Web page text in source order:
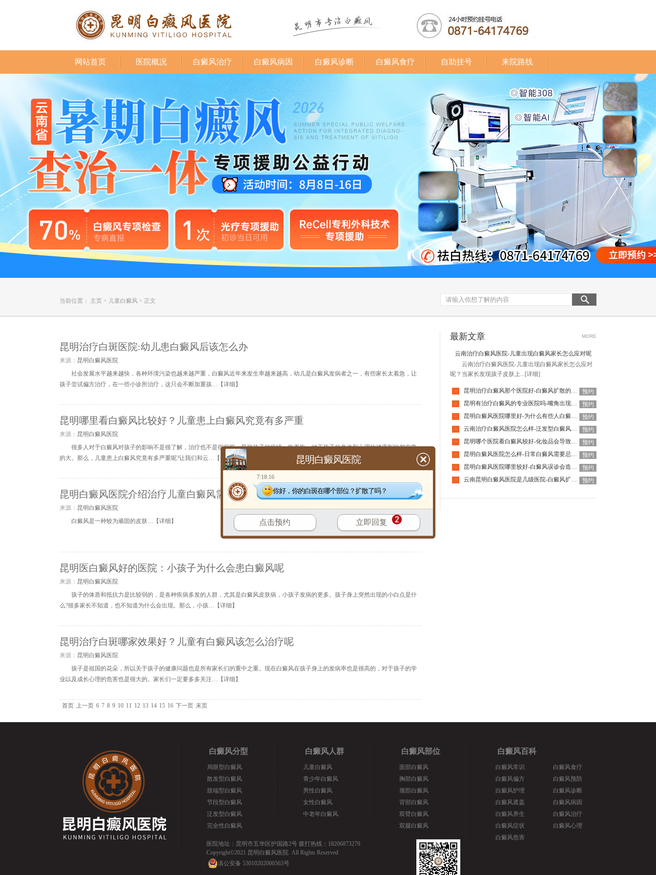
网站首页 医院概况 白癜风治疗 白癜风病因 白癜风诊断 白癜风食疗 自助挂号 来院路线
当前位置： 主页 > 儿童白癜风 > 正文
昆明治疗白斑医院:幼儿患白癜风后该怎么办
来源： 昆明白癜风医院
社会发展水平越来越快，各种环境污染也越来越严重，白癜风近年来发生率越来越高，幼儿是白癜风发病者之一，有些家长太着急，让
孩子尝试偏方治疗，在一些小诊所治疗，这只会不断加重孩…【详细 】
昆明哪里看白癜风比较好？儿童患上白癜风究竟有多严重
来源： 昆明白癜风医院
很多人对于白癜风对孩子的影响不是很了解，治疗也不是很积极，导致孩子的病情一拖再拖。对于孩子的身体和心理的健康影响都非常
的大。那么，儿童患上白癜风究竟有多严重呢?让我们和云…【详细】
昆明白癜风医院介绍治疗儿童白癜风需要多少钱
来源： 昆明白癜风医院
白癜风是一种较为顽固的皮肤…【详细 】
昆明医白癜风好的医院：小孩子为什么会患白癜风呢
来源： 昆明白癜风医院
孩子的体质和抵抗力是比较弱的，是各种疾病多发的人群，尤其是白癜风皮肤病，小孩子发病的更多。孩子身上突然出现的小白点是什
么?很多家长不知道，也不知道为什么会出现。那么，小孩…【详细 】
昆明治疗白斑哪家效果好？儿童有白癜风该怎么治疗呢
来源： 昆明白癜风医院
孩子是祖国的花朵，所以关于孩子的健康问题也是所有家长们的重中之重。现在白癜风在孩子身上的发病率也是很高的，对于孩子的学
业以及成长心理的危害也是很大的。家长们一定要多多关注…【详细 】
首页 上一页 6 7 8 9 10 11 12 13 14 15 16 下一页 末页
最新文章 MORE
云南治疗白癜风医院-儿童出现白癜风家长怎么应对呢
云南治疗白癜风医院-儿童出现白癜风家长怎么应对
呢？当家长发现孩子皮肤上... [详细]
· 昆明治疗白癜风那个医院好-白癜风扩散的速度和哪些因素有关
预约
·
昆明有治疗白癜风的专业医院吗-嘴角出现白斑是白癜风吗
预约
·
昆明白癜风医院哪里好-为什么有些人白癜风恢复得快呢
预约
·
云南治疗白癜风医院怎么样-泛发型白癜风面积有多大呢
预约
·
昆明哪个医院看白癜风较好-化妆品会导致面部白癜风加重吗
预约
·
昆明白癜风医院怎么样-日常白癜风需要忌口吗
预约
·
昆明白癜风医院哪里较好-白癜风误诊会造成哪些危害
预约
·
云南昆明白癜风医院是几级医院-白癜风扩散有没有规律呢 预约
白癜风分型
局限型白癜风
散发型白癜风
肢端型白癜风
节段型白癜风
泛发型白癜风
完全性白癜风
白癜风人群
儿童白癜风
青少年白癜风
男性白癜风
女性白癜风
中老年白癜风
白癜风部位
面部白癜风
胸部白癜风
颈部白癜风
背部白癜风
双臂白癜风
双腿白癜风
白癜风百科
白癜风常识
白癜风偏方
白癜风护理
白癜风遮盖
白癜风养生
白癜风症状
白癜风危害
白癜风食疗
白癜风预防
白癜风诊断
白癜风病因
白癜风治疗
白癜风心理
医院地址：昆明市五华区护国路2号 拨打热线：18206873279
Copyright©2021 昆明白癜风医院. All Rights Reserved
滇公安备 53010202000563号
昆明白癜风医院
7:18:16
你好，你的白斑在哪个部位？扩散了吗？
点击预约 立即回复